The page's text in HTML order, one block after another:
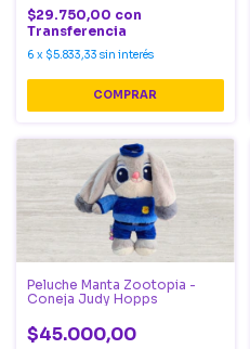
$29.750,00 con
Transferencia
6 x $5.833,33 sin interés
Peluche Manta Zootopia -
Coneja Judy Hopps
$45.000,00